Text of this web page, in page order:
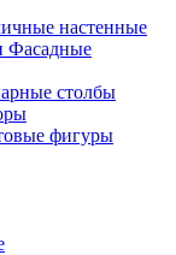
настенные
Фасадные
столбы
фигуры